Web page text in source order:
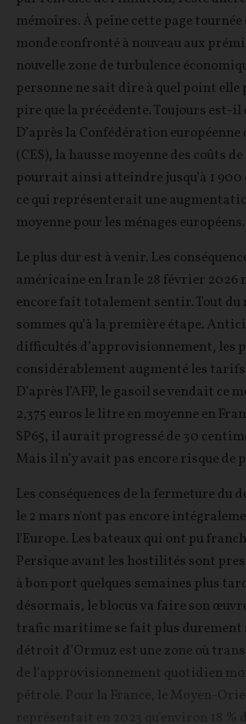
mémoires. À peine cette page
monde confronté à nouveau aux
nouvelle zone de turbulence
personne ne sait dire à quel point
pire que la précédente. Toujours est-il
D’après la Confédération
(CES), la hausse moyenne des coûts de
pourrait ainsi atteindre jusqu’à 1 900
ce qui représenterait une
moyenne pour les ménages européens.
Le plus dur est à venir. Les
américaine en Iran le 28 février 2026
encore fait totalement sentir. Tout du
sommes qu’à la première étape.
difficultés d’approvisionnement, les
considérablement augmenté les tarifs
D’après l’AFP, le gasoil se vendait ce
2,375 euros le litre en moyenne en
SP65, il aurait progressé de 30
Mais il n’y avait pas encore risque de
Les conséquences de la fermeture du
le 2 mars n'ont pas encore
l'Europe. Les bateaux qui ont pu
Persique avant les hostilités sont
à bon port quelques semaines plus
désormais, le blocus va faire son
trafic maritime se fait plus durement
détroit d’Ormuz est une zone où
de l’approvisionnement quotidien